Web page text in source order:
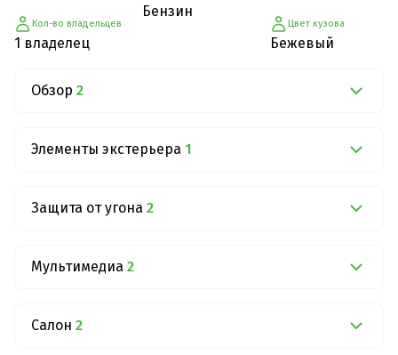
Кол-во владельцев
1 владелец
Бензин
Цвет кузова
Бежевый
Обзор 2
Элементы экстерьера 1
Защита от угона 2
Мультимедиа 2
Салон 2